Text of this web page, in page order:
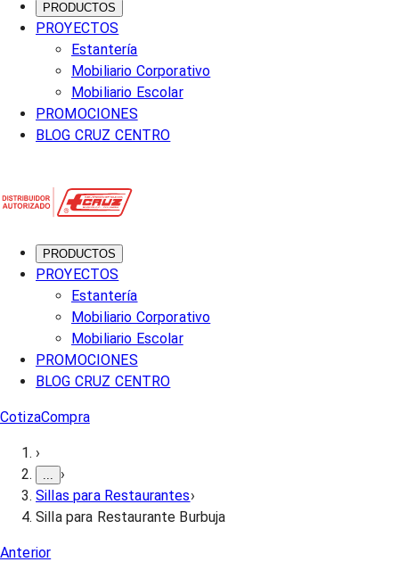
PRODUCTOS
PROYECTOS
Estantería
Mobiliario Corporativo
Mobiliario Escolar
PROMOCIONES
BLOG CRUZ CENTRO
PRODUCTOS
PROYECTOS
Estantería
Mobiliario Corporativo
Mobiliario Escolar
PROMOCIONES
BLOG CRUZ CENTRO
CotizaCompra
›
›
Sillas para Restaurantes›
Silla para Restaurante Burbuja
Anterior